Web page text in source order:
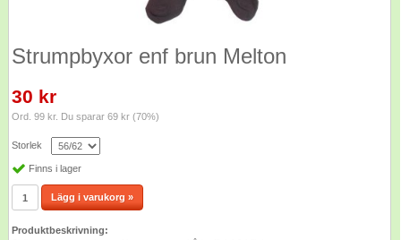
Strumpbyxor enf brun Melton
30 kr
Ord. 99 kr. Du sparar 69 kr (70%)
Storlek
Finns i lager
Lägg i varukorg »
Produktbeskrivning: